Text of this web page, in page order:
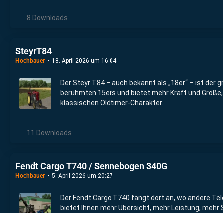
8 Downloads
SteyrT84
Hochbauer 18. April 2026 um 16:04
Der Steyr T84 – auch bekannt als „18er“ – ist der
berühmten 15ers und bietet mehr Kraft und
klassischen Oldtimer-Charakter.
11 Downloads
Fendt Cargo T740 / Sennebogen 340G
Hochbauer 5. April 2026 um 20:27
Der Fendt Cargo T740 fängt dort an, wo andere
bietet Ihnen mehr Übersicht, mehr Leistung, mehr